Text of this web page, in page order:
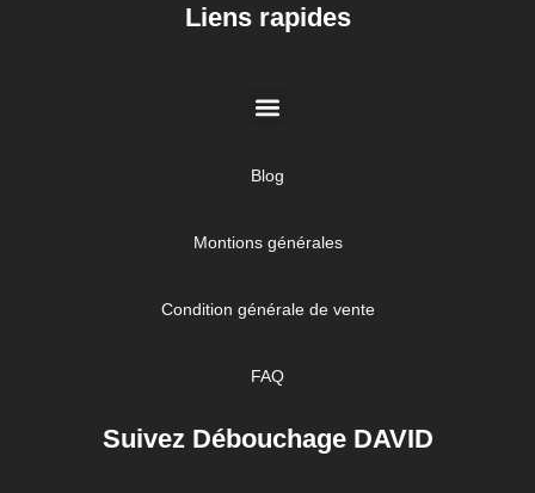
Liens rapides
Blog
Montions générales
Condition générale de vente
FAQ
Suivez Débouchage DAVID